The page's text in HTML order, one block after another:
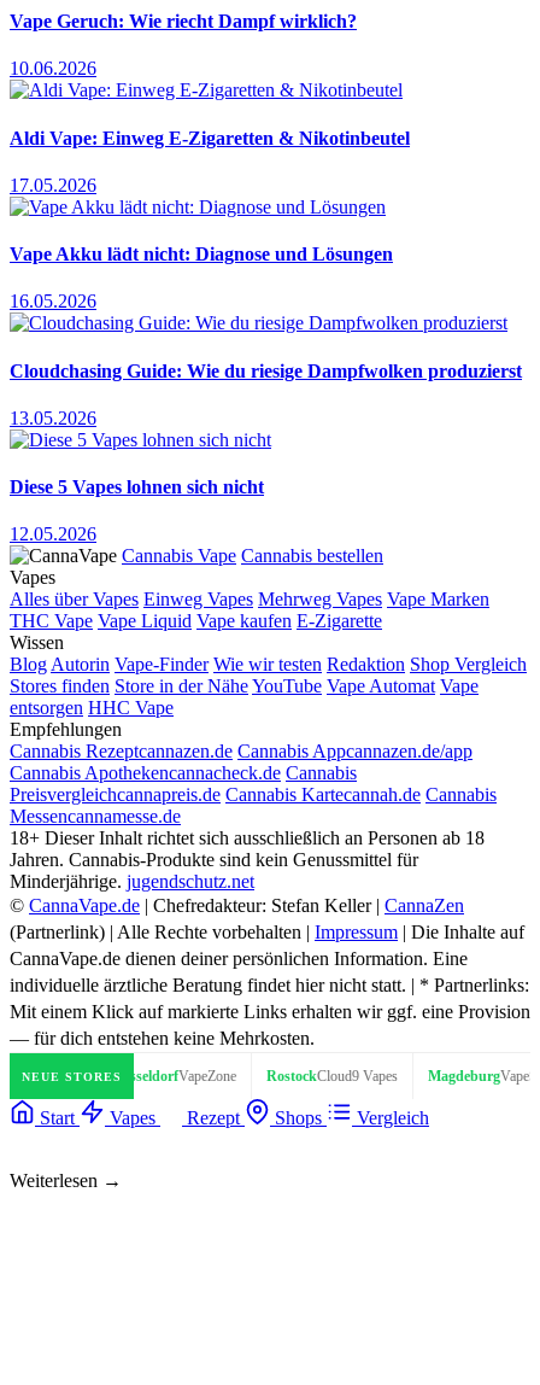
Vape Geruch: Wie riecht Dampf wirklich?
10.06.2026
Aldi Vape: Einweg E-Zigaretten & Nikotinbeutel
17.05.2026
Vape Akku lädt nicht: Diagnose und Lösungen
16.05.2026
Cloudchasing Guide: Wie du riesige Dampfwolken produzierst
13.05.2026
Diese 5 Vapes lohnen sich nicht
12.05.2026
Cannabis Vape Cannabis bestellen
Vapes
Alles über Vapes Einweg Vapes Mehrweg Vapes Vape Marken
THC Vape Vape Liquid Vape kaufen E-Zigarette
Wissen
BlogAutorin Vape-Finder Wie wir testen Redaktion Shop Vergleich
Stores finden Store in der NäheYouTube Vape Automat Vape
entsorgen HHC Vape
Empfehlungen
Cannabis Rezeptcannazen.de Cannabis Appcannazen.de/app
Cannabis Apothekencannacheck.de Cannabis
Preisvergleichcannapreis.de Cannabis Kartecannah.de Cannabis
Messencannamesse.de
18+ Dieser Inhalt richtet sich ausschließlich an Personen ab 18
Jahren. Cannabis-Produkte sind kein Genussmittel für
Minderjährige. jugendschutz.net
© CannaVape.de | Chefredakteur: Stefan Keller | CannaZen
(Partnerlink) | Alle Rechte vorbehalten | Impressum | Die Inhalte auf
CannaVape.de dienen deiner persönlichen Information. Eine
individuelle ärztliche Beratung findet hier nicht statt. | * Partnerlinks:
Mit einem Klick auf markierte Links erhalten wir ggf. eine Provision
— für dich entstehen keine Mehrkosten.
NEUE STORES
Base DüsseldorfVapeZone RostockCloud9 Vapes MagdeburgVapeStreet
Start Vapes Rezept Shops Vergleich
Weiterlesen →